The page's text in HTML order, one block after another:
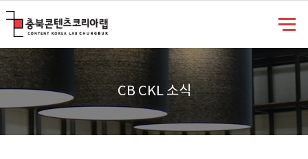
CB CKL 소식